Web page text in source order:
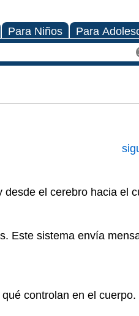
Para Niños Para
el cerebro hacia el
Este sistema envía
controlan en el cuerpo.